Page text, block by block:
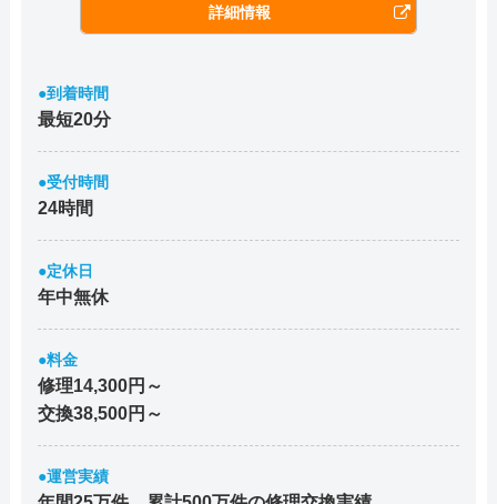
詳細情報
●到着時間
最短20分
●受付時間
24時間
●定休日
年中無休
●料金
修理14,300円～
交換38,500円～
●運営実績